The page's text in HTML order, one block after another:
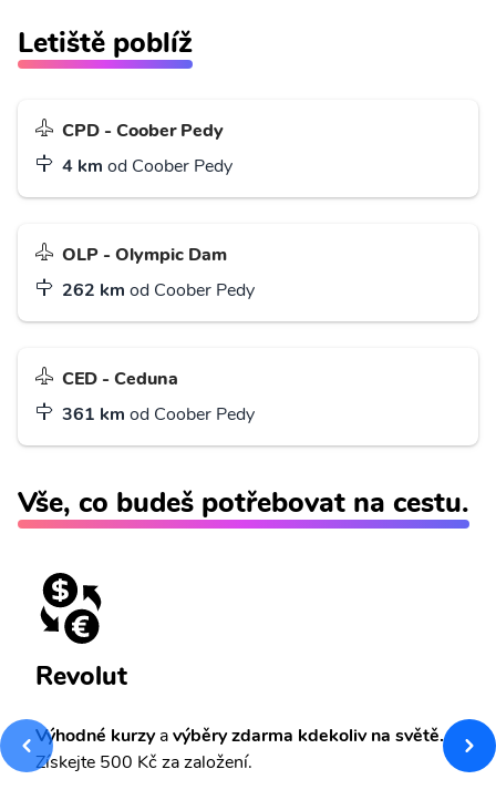
Letiště poblíž
CPD - Coober Pedy
4 km od Coober Pedy
OLP - Olympic Dam
262 km od Coober Pedy
CED - Ceduna
361 km od Coober Pedy
Vše, co budeš potřebovat na cestu.
Revolut
Výhodné kurzyavýběry zdarma kdekoliv na světě.
Získejte 500 Kč za založení.